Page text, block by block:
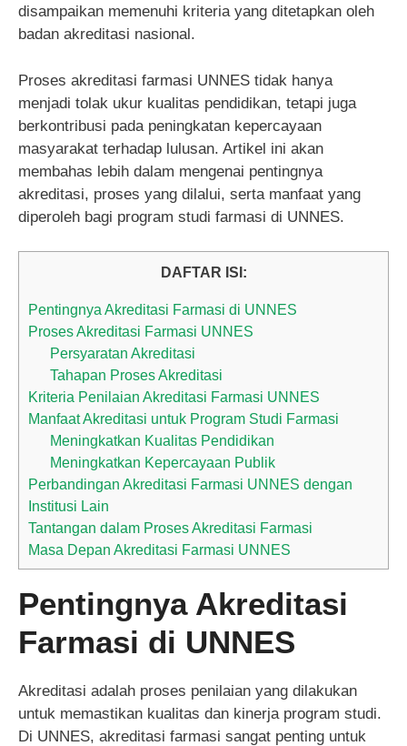
disampaikan memenuhi kriteria yang ditetapkan oleh
badan akreditasi nasional.
Proses akreditasi farmasi UNNES tidak hanya
menjadi tolak ukur kualitas pendidikan, tetapi juga
berkontribusi pada peningkatan kepercayaan
masyarakat terhadap lulusan. Artikel ini akan
membahas lebih dalam mengenai pentingnya
akreditasi, proses yang dilalui, serta manfaat yang
diperoleh bagi program studi farmasi di UNNES.
DAFTAR ISI:
Pentingnya Akreditasi Farmasi di UNNES
Proses Akreditasi Farmasi UNNES
Persyaratan Akreditasi
Tahapan Proses Akreditasi
Kriteria Penilaian Akreditasi Farmasi UNNES
Manfaat Akreditasi untuk Program Studi Farmasi
Meningkatkan Kualitas Pendidikan
Meningkatkan Kepercayaan Publik
Perbandingan Akreditasi Farmasi UNNES dengan
Institusi Lain
Tantangan dalam Proses Akreditasi Farmasi
Masa Depan Akreditasi Farmasi UNNES
Pentingnya Akreditasi
Farmasi di UNNES
Akreditasi adalah proses penilaian yang dilakukan
untuk memastikan kualitas dan kinerja program studi.
Di UNNES, akreditasi farmasi sangat penting untuk